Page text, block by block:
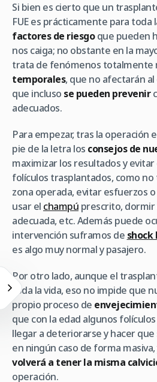
Si bien es cierto que un
FUE es prácticamente para toda
factores de riesgoque pueden
nos caiga; no obstante en la
trata de fenómenos totalmente
temporales, que no afectarán
que incluso se pueden prevenir
adecuados.
Para empezar, tras la operación
pie de la letra los consejos de
maximizar los resultados y
folículos trasplantados, como
zona operada, evitar esfuerzos
usar el champú prescrito, dormir
adecuada, etc. Además puede
intervención suframos de shock
es algo muy normal y pasajero.
Por otro lado, aunque el
toda la vida, eso no impide que
propio proceso de
que con la edad algunos
llegar a deteriorarse y hacer que
en ningún caso de forma
volverá a tener la misma
operación.